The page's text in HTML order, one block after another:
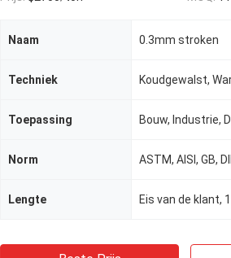
Naam 0.3mm stroken
Techniek Koudgewalst,
Toepassing Bouw, Industrie,
Norm ASTM, AISI, GB,
Lengte